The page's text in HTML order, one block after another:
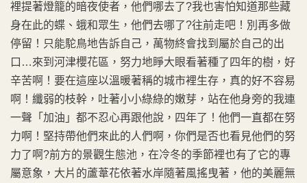
裡提著燈籠的暗夜使者，他們哪去了?我也害怕知道那些藏
身在此的蝶、蛾和眾生，他們去哪了?往前走吧！別再多做
停留！只能駝鳥地告訴自己，萬物終會找到屬於自己的出
口…來到河津櫻花區，努力地睜大眼看著種了四年的樹，好
辛苦啊！要在這座以溫暖著稱的城市裡生存，真的好不容易
啊！纖弱的枝幹，吐著小小綠綠的嫩芽，站在他身旁的我連
一聲「加油」都不忍心再跟他說，四年了！他們一直都在努
力啊！堅持帶他們來此的人們啊，你們是否也看見他們的努
力了啊?前方的景觀生態池，在冷冬的季節裡也有了它的專
屬意象，大片的蘆葦花依著水岸隨著風搖曳著，他的美麗無